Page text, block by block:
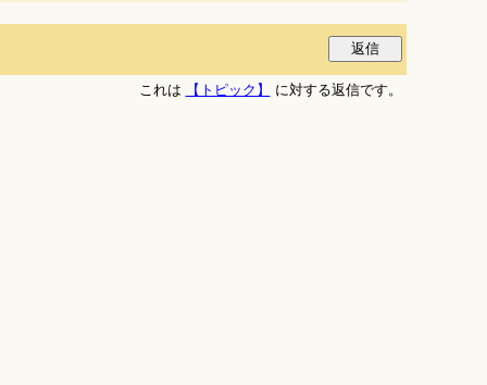
これは
【トピック】 に対する返信です。